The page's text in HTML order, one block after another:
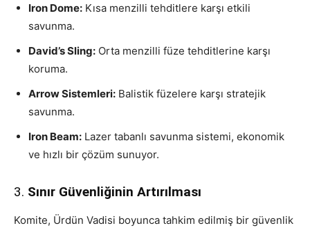
Iron Dome: Kısa menzilli tehditlere karşı etkili
savunma.
David’s Sling: Orta menzilli füze tehditlerine karşı
koruma.
Arrow Sistemleri: Balistik füzelere karşı stratejik
savunma.
Iron Beam: Lazer tabanlı savunma sistemi, ekonomik
ve hızlı bir çözüm sunuyor.
3. Sınır Güvenliğinin Artırılması
Komite, Ürdün Vadisi boyunca tahkim edilmiş bir güvenlik